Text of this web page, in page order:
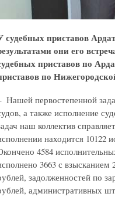
судебных приставов
они его
приставов по
по
Нашей первостепенной
а также исполнение
наш коллектив
находится 10122
4584
3663 с
задолженностей по
административных